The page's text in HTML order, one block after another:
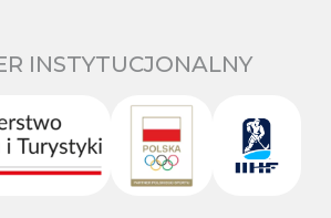
INSTYTUCJONALNY